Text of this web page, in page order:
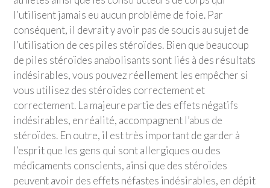
l’utilisent jamais eu aucun problème de foie. Par
conséquent, il devrait y avoir pas de soucis au sujet de
l’utilisation de ces piles stéroïdes. Bien que beaucoup
de piles stéroïdes anabolisants sont liés à des résultats
indésirables, vous pouvez réellement les empêcher si
vous utilisez des stéroïdes correctement et
correctement. La majeure partie des effets négatifs
indésirables, en réalité, accompagnent l’abus de
stéroïdes. En outre, il est très important de garder à
l’esprit que les gens qui sont allergiques ou des
médicaments conscients, ainsi que des stéroïdes
peuvent avoir des effets néfastes indésirables, en dépit